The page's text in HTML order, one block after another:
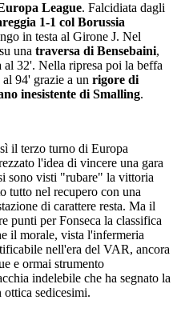
League. Falcidiata dagli
1-1 col Borussia
in testa al Girone J. Nel
una traversa di Bensebaini,
al 32'. Nella ripresa poi la beffa
94' grazie a un rigore di
inesistente di Smalling.
il terzo turno di Europa
l'idea di vincere una gara
sono visti "rubare" la vittoria
tutto nel recupero con una
di carattere resta. Ma il
punti per Fonseca la classifica
il morale, vista l'infermeria
nell'era del VAR, ancora
e ormai strumento
indelebile che ha segnato la
sedicesimi.